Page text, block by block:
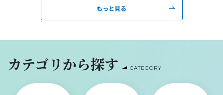
領域です
だくでたどり着
もっと見る
カテゴリから探す CATEGORY